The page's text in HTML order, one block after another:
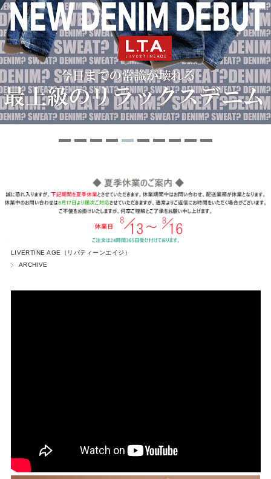
LIVERTINE AGE（リバティーンエイジ）
ARCHIVE